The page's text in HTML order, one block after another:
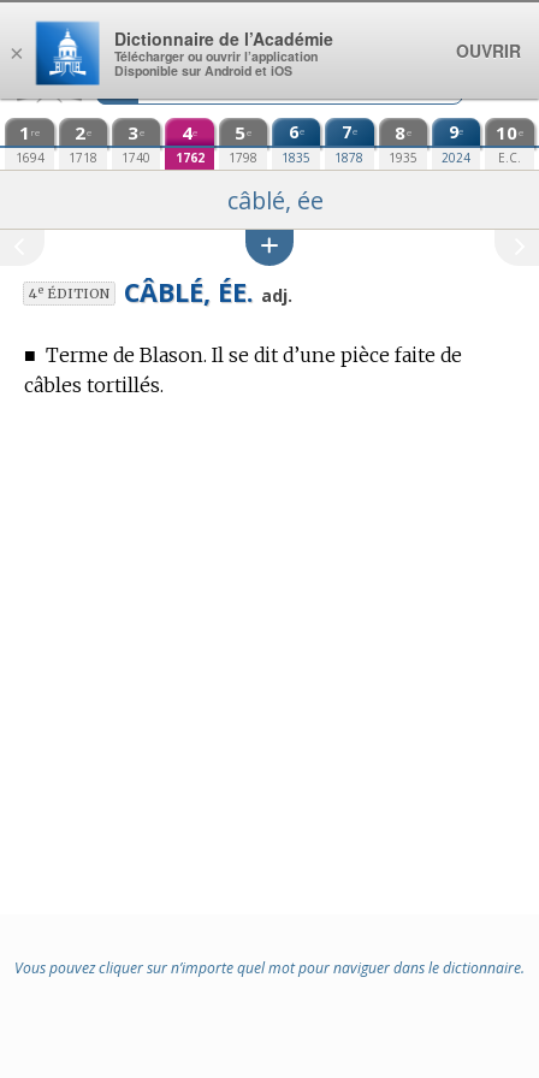
Aller au contenu
1 re
1694
2e
1718
3e
1740
4e
1762
5e
1798
6e
1835
7e
1878
8e
1935
9e
2024
10e
E.C.
câblé, ée
4eÉDITION CÂBLÉ, ÉE. adj.
■ Terme de Blason. Il se dit d’une pièce faite de
câbles tortillés.
Vous pouvez cliquer sur n’importe quel mot pour naviguer dans le dictionnaire.
×
Dictionnaire de l’Académie
Télécharger ou ouvrir l’application
Disponible sur Android et iOS
OUVRIR